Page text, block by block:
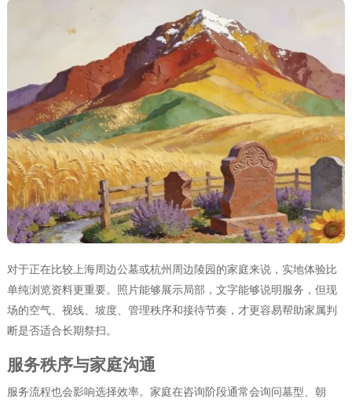
对于正在比较上海周边公墓或杭州周边陵园的家庭来说，实地体验比
单纯浏览资料更重要。照片能够展示局部，文字能够说明服务，但现
场的空气、视线、坡度、管理秩序和接待节奏，才更容易帮助家属判
断是否适合长期祭扫。
服务秩序与家庭沟通
服务流程也会影响选择效率。家庭在咨询阶段通常会询问墓型、朝